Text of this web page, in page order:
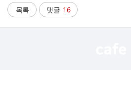
자
시
간
수
목록 댓글 16